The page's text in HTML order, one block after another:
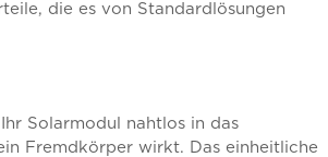
die es von Standardlösungen
Solarmodul nahtlos in das
Fremdkörper wirkt. Das einheitliche